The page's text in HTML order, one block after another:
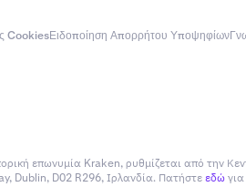
CookiesΕιδοποίηση Απορρήτου Υποψηφίων
επωνυμία Kraken, ρυθμίζεται από την
Dublin, D02 R296, Ιρλανδία. Πατήστεεδώ